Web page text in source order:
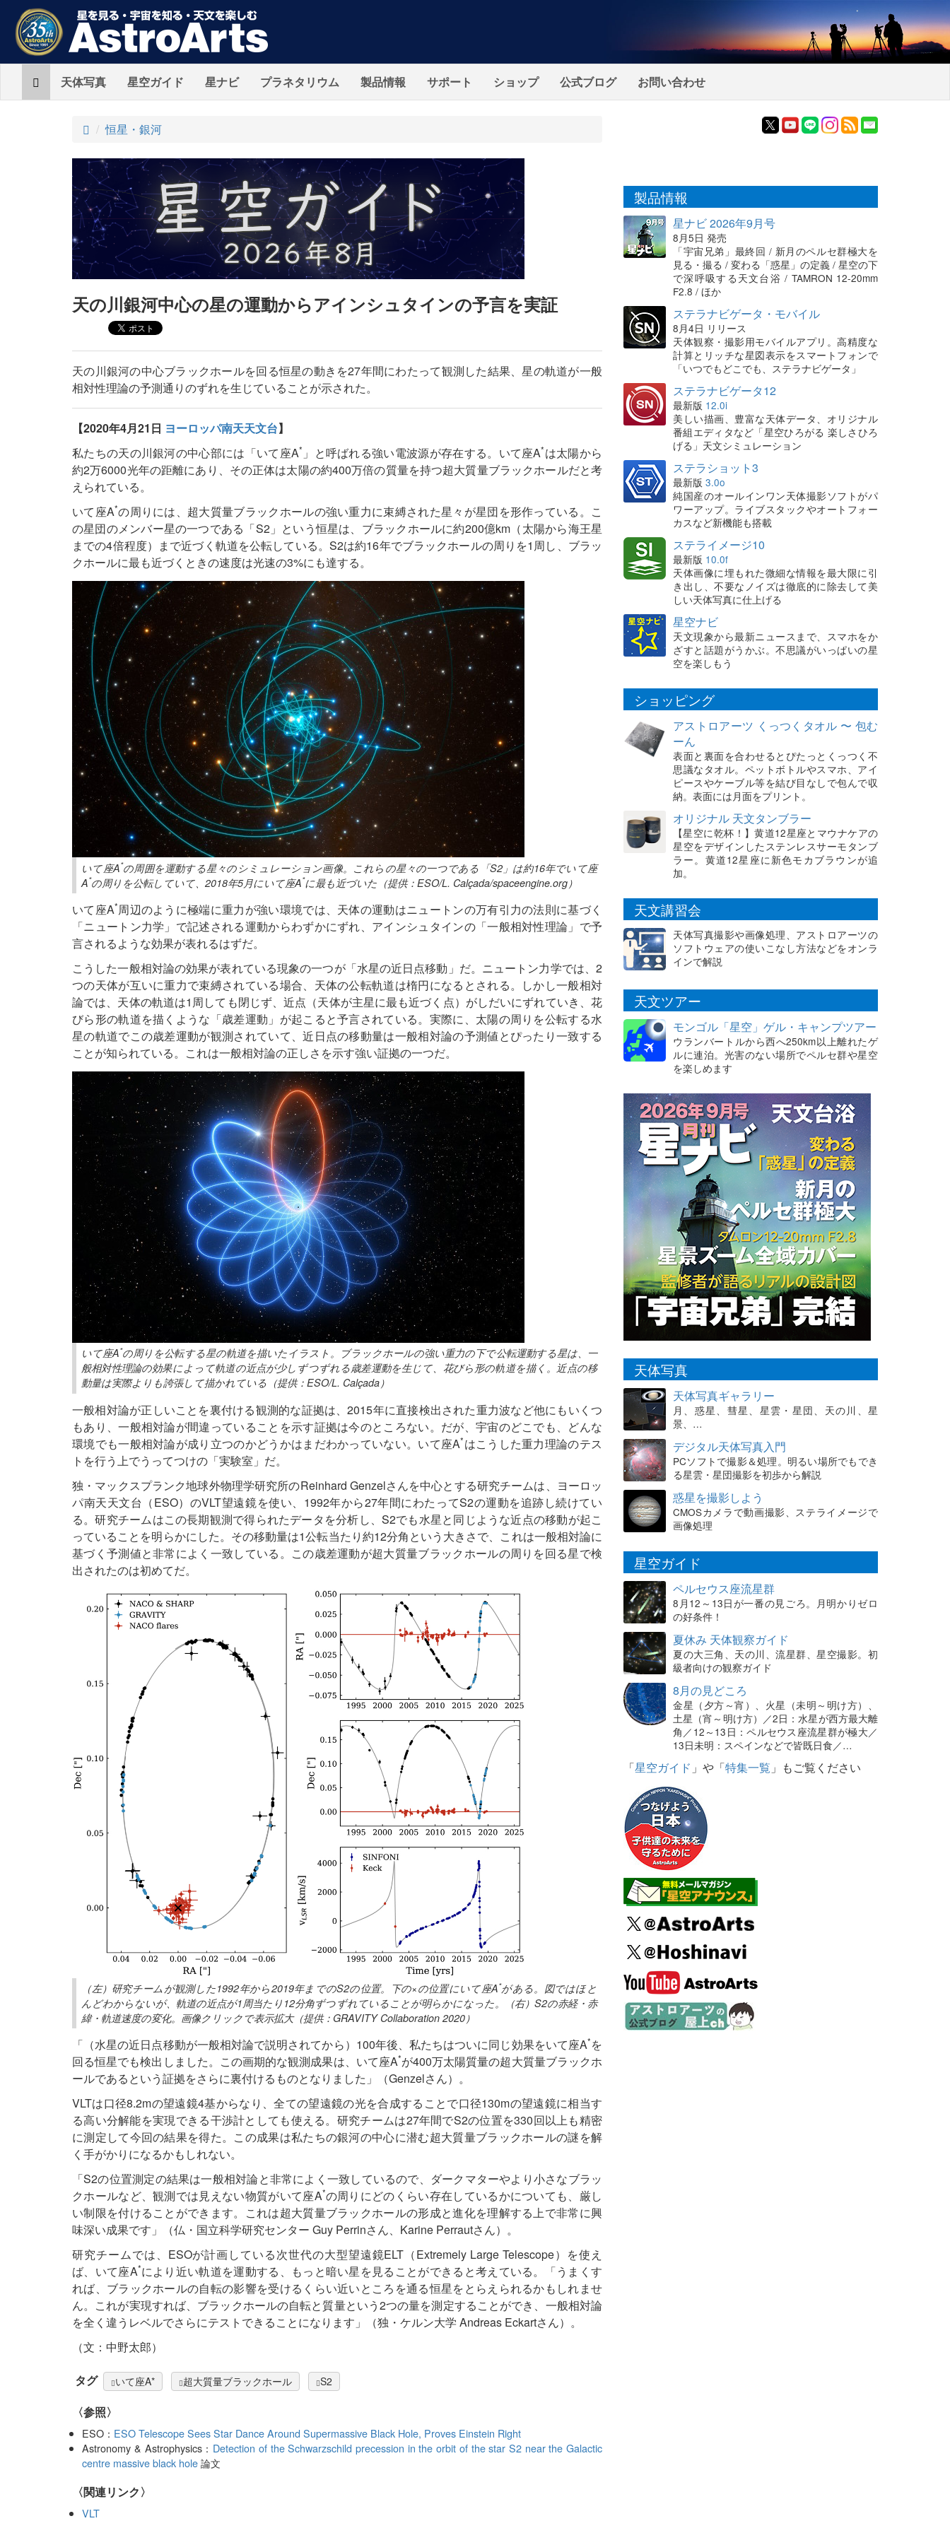
Home天体写真 星空ガイド 星ナビ プラネタリウム 製品情報 サポート ショップ 公式ブログ お問い合わせ
ト
プ
恒星・銀河
天の川銀河中心の星の運動からアインシュタインの予言を実証
天の川銀河の中心ブラックホールを回る恒星の動きを27年間にわたって観測した結果、星の軌道が一般
相対性理論の予測通りのずれを生じていることが示された。
【2020年4月21日 ヨーロッパ南天天文台】
私たちの天の川銀河の中心部には「いて座A* 」と呼ばれる強い電波源が存在する。いて座A*は太陽から
約2万6000光年の距離にあり、その正体は太陽の約400万倍の質量を持つ超大質量ブラックホールだと考
えられている。
いて座A*の周りには、超大質量ブラックホールの強い重力に束縛された星々が星団を形作っている。こ
の星団のメンバー星の一つである「S2」という恒星は、ブラックホールに約200億km（太陽から海王星
までの4倍程度）まで近づく軌道を公転している。S2は約16年でブラックホールの周りを1周し、ブラッ
クホールに最も近づくときの速度は光速の3%にも達する。
いて座A*の周囲を運動する星々のシミュレーション画像。これらの星々の一つである「S2」は約16年でいて座
A*の周りを公転していて、2018年5月にいて座A*に最も近づいた（提供：ESO/L. Calçada/spaceengine.org）
いて座A*周辺のように極端に重力が強い環境では、天体の運動はニュートンの万有引力の法則に基づく
「ニュートン力学」で記述される運動からわずかにずれ、アインシュタインの「一般相対性理論」で予
言されるような効果が表れるはずだ。
こうした一般相対論の効果が表れている現象の一つが「水星の近日点移動」だ。ニュートン力学では、2
つの天体が互いに重力で束縛されている場合、天体の公転軌道は楕円になるとされる。しかし一般相対
論では、天体の軌道は1周しても閉じず、近点（天体が主星に最も近づく点）がしだいにずれていき、花
びら形の軌道を描くような「歳差運動」が起こると予言されている。実際に、太陽の周りを公転する水
星の軌道でこの歳差運動が観測されていて、近日点の移動量は一般相対論の予測値とぴったり一致する
ことが知られている。これは一般相対論の正しさを示す強い証拠の一つだ。
いて座A*の周りを公転する星の軌道を描いたイラスト。ブラックホールの強い重力の下で公転運動する星は、一
般相対性理論の効果によって軌道の近点が少しずつずれる歳差運動を生じて、花びら形の軌道を描く。近点の移
動量は実際よりも誇張して描かれている（提供：ESO/L. Calçada）
一般相対論が正しいことを裏付ける観測的な証拠は、2015年に直接検出された重力波など他にもいくつ
もあり、一般相対論が間違っていることを示す証拠は今のところない。だが、宇宙のどこでも、どんな
環境でも一般相対論が成り立つのかどうかはまだわかっていない。いて座A*はこうした重力理論のテス
トを行う上でうってつけの「実験室」だ。
独・マックスプランク地球外物理学研究所のReinhard Genzelさんを中心とする研究チームは、ヨーロッ
パ南天天文台（ESO）のVLT望遠鏡を使い、1992年から27年間にわたってS2の運動を追跡し続けてい
る。研究チームはこの長期観測で得られたデータを分析し、S2でも水星と同じような近点の移動が起こ
っていることを明らかにした。その移動量は1公転当たり約12分角という大きさで、これは一般相対論に
基づく予測値と非常によく一致している。この歳差運動が超大質量ブラックホールの周りを回る星で検
出されたのは初めてだ。
（左）研究チームが観測した1992年から2019年までのS2の位置。下の×の位置にいて座A*がある。図ではほと
んどわからないが、軌道の近点が1周当たり12分角ずつずれていることが明らかになった。（右）S2の赤経・赤
緯・軌道速度の変化。画像クリックで表示拡大（提供：GRAVITY Collaboration 2020）
「（水星の近日点移動が一般相対論で説明されてから）100年後、私たちはついに同じ効果をいて座A*を
回る恒星でも検出しました。この画期的な観測成果は、いて座A*が400万太陽質量の超大質量ブラックホ
ールであるという証拠をさらに裏付けるものとなりました」（Genzelさん）。
VLTは口径8.2mの望遠鏡4基からなり、全ての望遠鏡の光を合成することで口径130mの望遠鏡に相当す
る高い分解能を実現できる干渉計としても使える。研究チームは27年間でS2の位置を330回以上も精密
に測定して今回の結果を得た。この成果は私たちの銀河の中心に潜む超大質量ブラックホールの謎を解
く手がかりになるかもしれない。
「S2の位置測定の結果は一般相対論と非常によく一致しているので、ダークマターやより小さなブラッ
クホールなど、観測では見えない物質がいて座A*の周りにどのくらい存在しているかについても、厳し
い制限を付けることができます。これは超大質量ブラックホールの形成と進化を理解する上で非常に興
味深い成果です」（仏・国立科学研究センター Guy Perrinさん、Karine Perrautさん）。
研究チームでは、ESOが計画している次世代の大型望遠鏡ELT（Extremely Large Telescope）を使え
ば、いて座A*により近い軌道を運動する、もっと暗い星を見ることができると考えている。「うまくす
れば、ブラックホールの自転の影響を受けるくらい近いところを通る恒星をとらえられるかもしれませ
ん。これが実現すれば、ブラックホールの自転と質量という2つの量を測定することができ、一般相対論
を全く違うレベルでさらにテストできることになります」（独・ケルン大学 Andreas Eckartさん）。
（文：中野太郎）
タグ いて座A* 超大質量ブラックホール S2
〈参照〉
ESO： ESO Telescope Sees Star Dance Around Supermassive Black Hole, Proves Einstein Right
Astronomy & Astrophysics： Detection of the Schwarzschild precession in the orbit of the star S2 near the Galactic
centre massive black hole論文
〈関連リンク〉
VLT
製品情報
星ナビ 2026年9月号
8月5日 発売
「宇宙兄弟」最終回 / 新月のペルセ群極大を
見る・撮る / 変わる「惑星」の定義 / 星空の下
で深呼吸する天文台浴 / TAMRON 12-20mm
F2.8 / ほか
ステラナビゲータ・モバイル
8月4日 リリース
天体観察・撮影用モバイルアプリ。高精度な
計算とリッチな星図表示をスマートフォンで
「いつでもどこでも、ステラナビゲータ」
ステラナビゲータ12
最新版 12.0i
美しい描画、豊富な天体データ、オリジナル
番組エディタなど「星空ひろがる 楽しさひろ
げる」天文シミュレーション
ステラショット3
最新版 3.0o
純国産のオールインワン天体撮影ソフトがパ
ワーアップ。ライブスタックやオートフォー
カスなど新機能も搭載
ステライメージ10
最新版 10.0f
天体画像に埋もれた微細な情報を最大限に引
き出し、不要なノイズは徹底的に除去して美
しい天体写真に仕上げる
星空ナビ
天文現象から最新ニュースまで、スマホをか
ざすと話題がうかぶ。不思議がいっぱいの星
空を楽しもう
ショッピング
アストロアーツ くっつくタオル 〜 包む
ーん
表面と裏面を合わせるとぴたっとくっつく不
思議なタオル。ペットボトルやスマホ、アイ
ピースやケーブル等を結び目なしで包んで収
納。表面には月面をプリント。
オリジナル 天文タンブラー
【星空に乾杯！】黄道12星座とマウナケアの
星空をデザインしたステンレスサーモタンブ
ラー。黄道12星座に新色モカブラウンが追
加。
天文講習会
天体写真撮影や画像処理、アストロアーツの
ソフトウェアの使いこなし方法などをオンラ
インで解説
天文ツアー
モンゴル「星空」ゲル・キャンプツアー
ウランバートルから西へ250km以上離れたゲ
ルに連泊。光害のない場所でペルセ群や星空
を楽しめます
天体写真
天体写真ギャラリー
月、惑星、彗星、星雲・星団、天の川、星
景、…
デジタル天体写真入門
PCソフトで撮影＆処理。明るい場所でもでき
る星雲・星団撮影を初歩から解説
惑星を撮影しよう
CMOSカメラで動画撮影、ステライメージで
画像処理
星空ガイド
ペルセウス座流星群
8月12～13日が一番の見ごろ。月明かりゼロ
の好条件！
夏休み 天体観察ガイド
夏の大三角、天の川、流星群、星空撮影。初
級者向けの観察ガイド
8月の見どころ
金星（夕方～宵）、火星（未明～明け方）、
土星（宵～明け方）／2日：水星が西方最大離
角／12～13日：ペルセウス座流星群が極大／
13日未明：スペインなどで皆既日食／…
「星空ガイド 」や「特集一覧 」もご覧ください